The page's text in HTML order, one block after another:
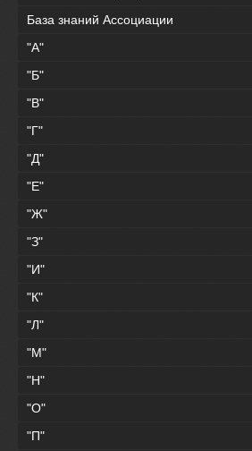
База знаний Ассоциации
"А"
"Б"
"В"
"Г"
"Д"
"Е"
"Ж"
"З"
"И"
"К"
"Л"
"М"
"Н"
"О"
"П"